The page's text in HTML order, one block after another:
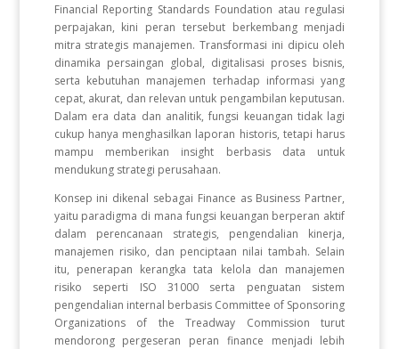
Financial Reporting Standards Foundation atau regulasi
perpajakan, kini peran tersebut berkembang menjadi
mitra strategis manajemen. Transformasi ini dipicu oleh
dinamika persaingan global, digitalisasi proses bisnis,
serta kebutuhan manajemen terhadap informasi yang
cepat, akurat, dan relevan untuk pengambilan keputusan.
Dalam era data dan analitik, fungsi keuangan tidak lagi
cukup hanya menghasilkan laporan historis, tetapi harus
mampu memberikan insight berbasis data untuk
mendukung strategi perusahaan.
Konsep ini dikenal sebagai Finance as Business Partner,
yaitu paradigma di mana fungsi keuangan berperan aktif
dalam perencanaan strategis, pengendalian kinerja,
manajemen risiko, dan penciptaan nilai tambah. Selain
itu, penerapan kerangka tata kelola dan manajemen
risiko seperti ISO 31000 serta penguatan sistem
pengendalian internal berbasis Committee of Sponsoring
Organizations of the Treadway Commission turut
mendorong pergeseran peran finance menjadi lebih